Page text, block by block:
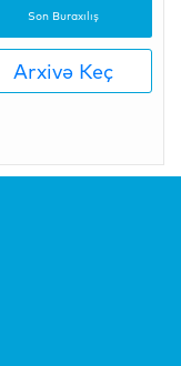
Son Buraxılış
Arxivə Keç